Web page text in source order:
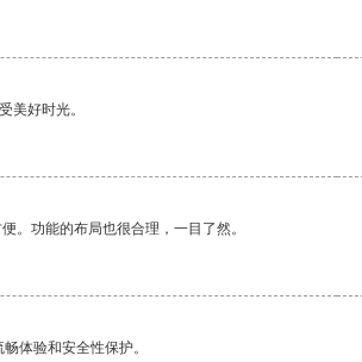
美好时光。
。功能的布局也很合理，一目了然。
体验和安全性保护。